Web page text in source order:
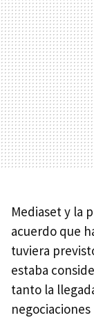
Mediaset y la
acuerdo que
tuviera
estaba
tanto la